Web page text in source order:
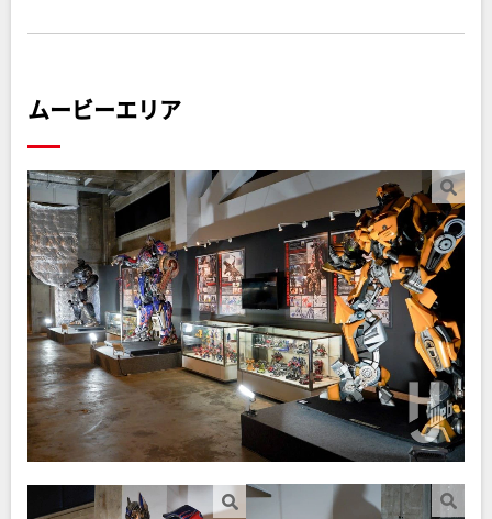
ムービーエリア